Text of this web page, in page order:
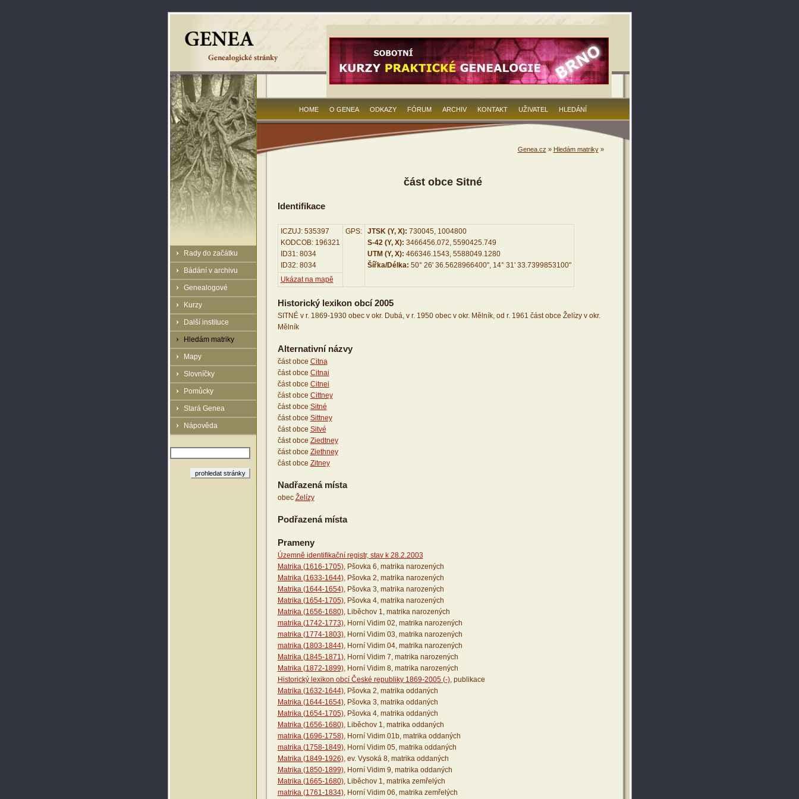
Rady do začátku
Bádání v archivu
Genealogové
Kurzy
Další instituce
Hledám matriky
Mapy
Slovníčky
Pomůcky
Stará Genea
Nápověda
HOME O GENEA ODKAZY FÓRUM ARCHIV KONTAKT UŽIVATEL HLEDÁNÍ
Genea.cz » Hledám matriky»
část obce Sitné
Identifikace
ICZUJ: 535397
KODCOB: 196321
ID31: 8034
ID32: 8034
GPS: JTSK (Y, X): 730045, 1004800
S-42 (Y, X): 3466456.072, 5590425.749
UTM (Y, X): 466346.1543, 5588049.1280
Šířka/Délka: 50° 26' 36.5628966400", 14° 31' 33.7399853100"
Ukázat na mapě
Historický lexikon obcí 2005
SITNÉ v r. 1869-1930 obec v okr. Dubá, v r. 1950 obec v okr. Mělník, od r. 1961 část obce Želízy v okr.
Mělník
Alternativní názvy
část obce Citna
část obce Citnai
část obce Citnei
část obce Cittney
část obce Sitné
část obce Sittney
část obce Sitvé
část obce Ziedtney
část obce Ziethney
část obce Zitney
Nadřazená místa
obec Želízy
Podřazená místa
Prameny
Územně identifikační registr, stav k 28.2.2003
Matrika (1616-1705), Pšovka 6, matrika narozených
Matrika (1633-1644), Pšovka 2, matrika narozených
Matrika (1644-1654), Pšovka 3, matrika narozených
Matrika (1654-1705), Pšovka 4, matrika narozených
Matrika (1656-1680), Liběchov 1, matrika narozených
matrika (1742-1773), Horní Vidim 02, matrika narozených
matrika (1774-1803), Horní Vidim 03, matrika narozených
matrika (1803-1844), Horní Vidim 04, matrika narozených
Matrika (1845-1871), Horní Vidim 7, matrika narozených
Matrika (1872-1899), Horní Vidim 8, matrika narozených
Historický lexikon obcí České republiky 1869-2005 (-), publikace
Matrika (1632-1644), Pšovka 2, matrika oddaných
Matrika (1644-1654), Pšovka 3, matrika oddaných
Matrika (1654-1705), Pšovka 4, matrika oddaných
Matrika (1656-1680), Liběchov 1, matrika oddaných
matrika (1696-1758), Horní Vidim 01b, matrika oddaných
matrika (1758-1849), Horní Vidim 05, matrika oddaných
Matrika (1849-1926), ev. Vysoká 8, matrika oddaných
Matrika (1850-1899), Horní Vidim 9, matrika oddaných
Matrika (1665-1680), Liběchov 1, matrika zemřelých
matrika (1761-1834), Horní Vidim 06, matrika zemřelých